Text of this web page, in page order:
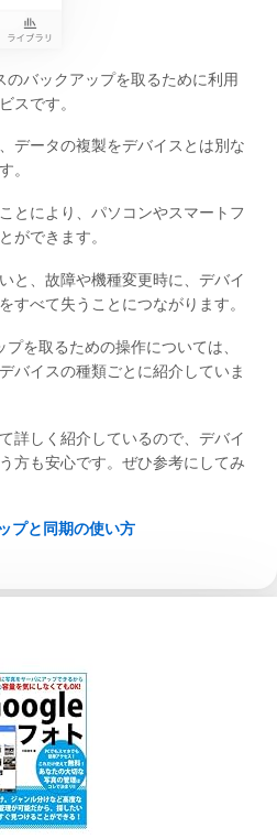
バックアップを取るために利用
スです。
データの複製をデバイスとは別な
。
とにより、パソコンやスマートフ
ができます。
と、故障や機種変更時に、デバイ
すべて失うことにつながります。
を取るための操作については、
バイスの種類ごとに紹介していま
詳しく紹介しているので、デバイ
方も安心です。ぜひ参考にしてみ
プと同期の使い方